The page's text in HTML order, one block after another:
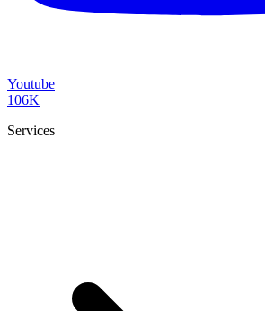
Youtube
106K
Services